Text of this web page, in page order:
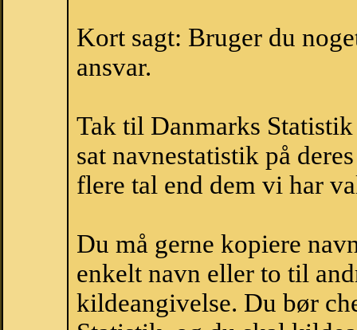
Kort sagt: Bruger du
ansvar.
Tak til Danmarks
sat navnestatistik på
flere tal end dem vi har
Du må gerne kopiere
enkelt navn eller to til
kildeangivelse. Du bør